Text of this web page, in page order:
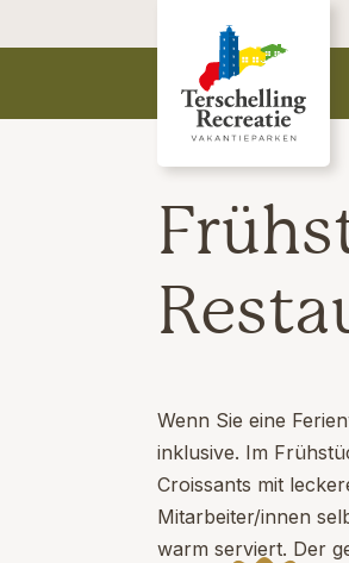
Wenn Sie eine
inklusive. Im
Croissants mit
Mitarbeiter/innen
warm serviert. Der